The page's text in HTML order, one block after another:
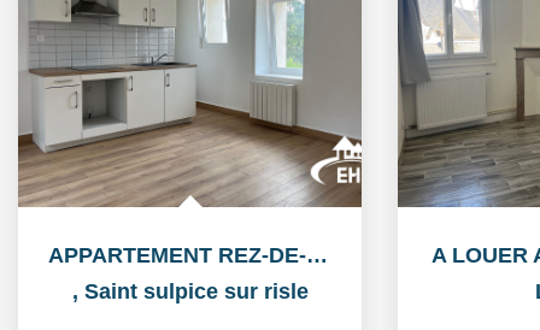
APPARTEMENT REZ-DE-CHAUSSEE
, Saint sulpice sur risle
A LOUER